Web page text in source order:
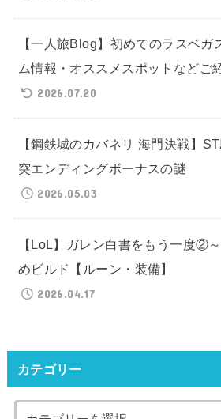
【一人旅Blog】初めてのラスベガ
ム情報・オススメスポットなどご
2026.07.20
【鋼鉄城のカバネリ 海門決戦】
突エンディングボーナスの謎
2026.05.03
【LoL】ガレン白書をもう一度②
めビルド【ルーン・装備】
2026.04.17
カテゴリー